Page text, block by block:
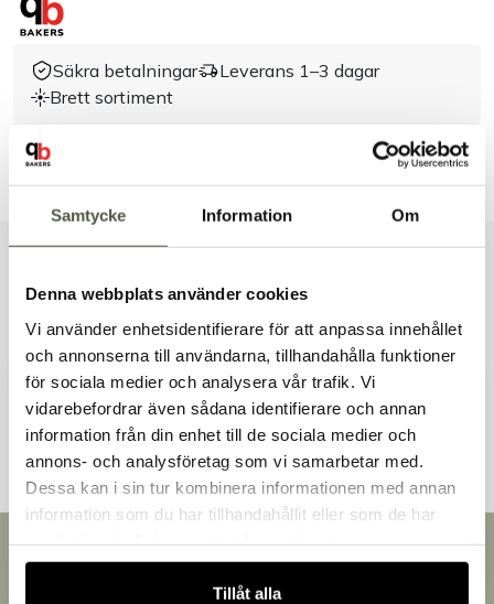
Samtycke Information Om
Denna webbplats använder cookies
Vi använder enhetsidentifierare för att anpassa innehållet
och annonserna till användarna, tillhandahålla funktioner
för sociala medier och analysera vår trafik. Vi
vidarebefordrar även sådana identifierare och annan
information från din enhet till de sociala medier och
annons- och analysföretag som vi samarbetar med.
Dessa kan i sin tur kombinera informationen med annan
information som du har tillhandahållit eller som de har
Tillåt alla
Kontakt
Säkra betalningar
Leverans 1–3 dagar
Brett sortiment
Dokument & produktblad
Andra kunder tittade även på
Snabb leverans
Leverans inom 3-5 arbetsdagar.
Välkommen till Bakers!
Handlar du som företag eller privatperson?
Fortsätt som privatperson